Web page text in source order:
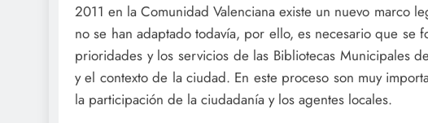
2011 en la Comunidad Valenciana existe un nuevo marco
no se han adaptado todavía, por ello, es necesario que se
prioridades y los servicios de las Bibliotecas Municipales
y el contexto de la ciudad. En este proceso son muy
la participación de la ciudadanía y los agentes locales.